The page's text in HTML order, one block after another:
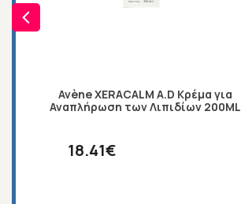
Avène XERACALM A.D Κρέμα για
Αναπλήρωση των Λιπιδίων 200ML
18.41€